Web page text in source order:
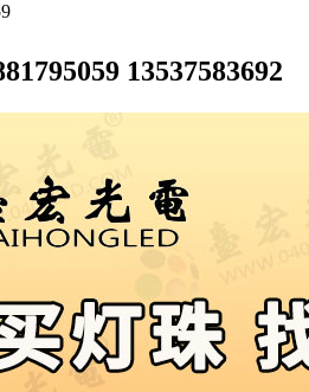
13537583692